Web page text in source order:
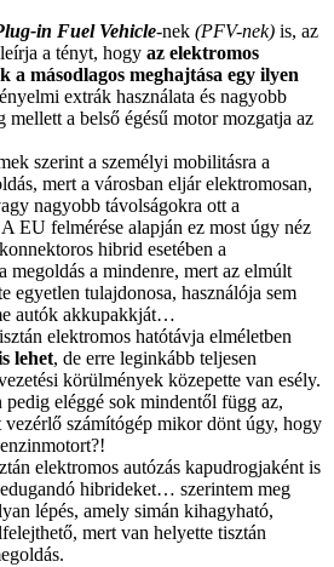
in Fuel Vehicle-nek (PFV-nek) is, az
a tényt, hogy az elektromos
a másodlagos meghajtása egy ilyen
extrák használata és nagyobb
mellett a belső égésű motor mozgatja az
szerint a személyi mobilitásra a
mert a városban eljár elektromosan,
nagyobb távolságokra ott a
EU felmérése alapján ez most úgy néz
hibrid esetében a
megoldás a mindenre, mert az elmúlt
egyetlen tulajdonosa, használója sem
autók akkupakkját…
elektromos hatótávja elméletben
lehet, de erre leginkább teljesen
körülmények közepette van esély.
pedig eléggé sok mindentől függ az,
vezérlő számítógép mikor dönt úgy, hogy
elektromos autózás kapudrogjaként is
hibrideket… szerintem meg
lépés, amely simán kihagyható,
mert van helyette tisztán